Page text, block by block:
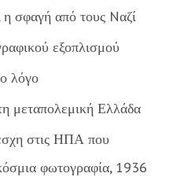
σφαγή από τους Nαζί
εξοπλισμού
λόγο
μεταπολεμική Ελλάδα
στις ΗΠΑ που
φωτογραφία, 1936